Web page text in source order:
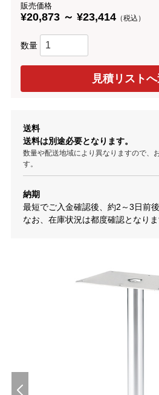
販売価格
¥20,873 ～ ¥23,414（税込）
数量
送料
送料は別途必要となります。
数量や配送地域により異なりますので、
す。
納期
最短でご入金確認後、約2～3日前
なお、在庫状況は都度確認となりま